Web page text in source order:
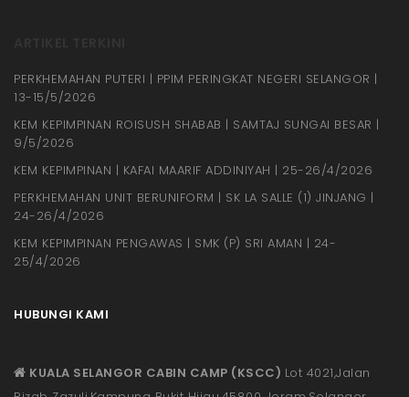
PERKHEMAHAN PUTERI | PPIM PERINGKAT NEGERI SELANGOR |
13-15/5/2026
KEM KEPIMPINAN ROISUSH SHABAB | SAMTAJ SUNGAI BESAR |
9/5/2026
KEM KEPIMPINAN | KAFAI MAARIF ADDINIYAH | 25-26/4/2026
PERKHEMAHAN UNIT BERUNIFORM | SK LA SALLE (1) JINJANG |
24-26/4/2026
KEM KEPIMPINAN PENGAWAS | SMK (P) SRI AMAN | 24-
25/4/2026
HUBUNGI KAMI
KUALA SELANGOR CABIN CAMP (KSCC) Lot 4021,Jalan